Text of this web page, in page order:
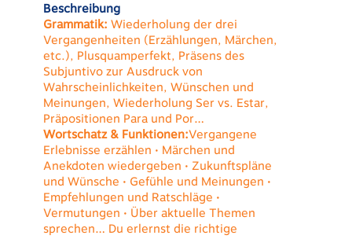
Beschreibung
Grammatik: Wiederholung der drei
Vergangenheiten (Erzählungen, Märchen,
etc.), Plusquamperfekt, Präsens des
Subjuntivo zur Ausdruck von
Wahrscheinlichkeiten, Wünschen und
Meinungen, Wiederholung Ser vs. Estar,
Präpositionen Para und Por…
Wortschatz & Funktionen:Vergangene
Erlebnisse erzählen • Märchen und
Anekdoten wiedergeben • Zukunftspläne
und Wünsche • Gefühle und Meinungen •
Empfehlungen und Ratschläge •
Vermutungen • Über aktuelle Themen
sprechen… Du erlernst die richtige